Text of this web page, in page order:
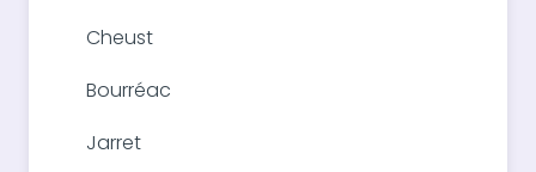
Cheust
Bourréac
Jarret